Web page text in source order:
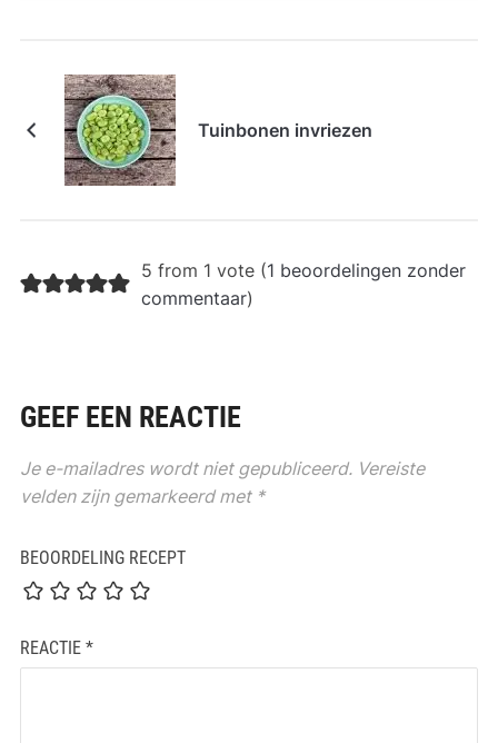
Tuinbonen invriezen
5 from 1 vote (1 beoordelingen zonder
commentaar)
GEEF EEN REACTIE
Je e-mailadres wordt niet gepubliceerd. Vereiste
velden zijn gemarkeerd met *
BEOORDELING RECEPT
REACTIE *